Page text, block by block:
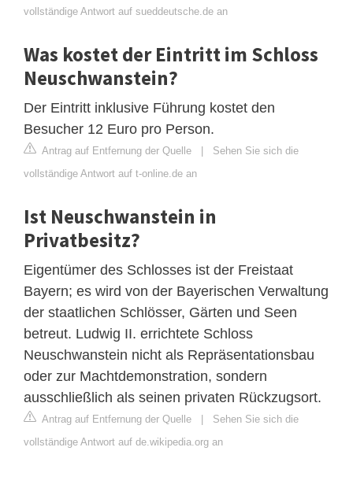
vollständige Antwort auf sueddeutsche.de an
Was kostet der Eintritt im Schloss
Neuschwanstein?
Der Eintritt inklusive Führung kostet den
Besucher 12 Euro pro Person.
Antrag auf Entfernung der Quelle | Sehen Sie sich die
vollständige Antwort auf t-online.de an
Ist Neuschwanstein in
Privatbesitz?
Eigentümer des Schlosses ist der Freistaat
Bayern; es wird von der Bayerischen Verwaltung
der staatlichen Schlösser, Gärten und Seen
betreut. Ludwig II. errichtete Schloss
Neuschwanstein nicht als Repräsentationsbau
oder zur Machtdemonstration, sondern
ausschließlich als seinen privaten Rückzugsort.
Antrag auf Entfernung der Quelle | Sehen Sie sich die
vollständige Antwort auf de.wikipedia.org an